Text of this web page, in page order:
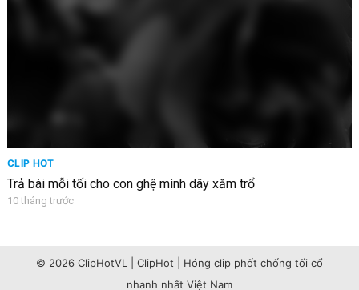
CLIP HOT
Trả bài mỗi tối cho con ghệ mình dây xăm trổ
10 tháng trước
© 2026 ClipHotVL | ClipHot | Hóng clip phốt chống tối cổ
nhanh nhất Việt Nam